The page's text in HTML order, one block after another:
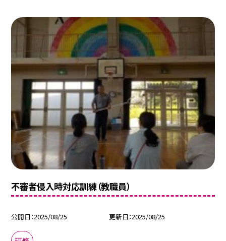
不審者侵入時対応訓練（教職員）
公開日 2025/08/25 更新日 2025/08/25